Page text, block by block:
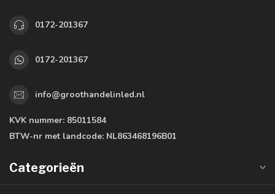
0172-201367
0172-201367
info@groothandelinled.nl
KVK nummer: 85011584
BTW-nr met landcode: NL863468196B01
Categorieën